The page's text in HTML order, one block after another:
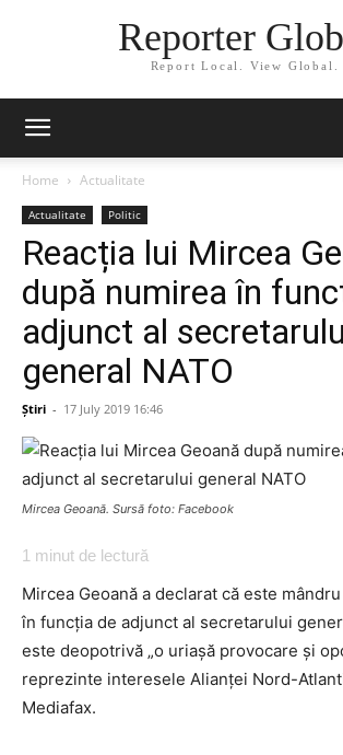
Reporter
Report Local. View Global.
Home Actualitate
Actualitate Politic
Reacția lui Mircea
după numirea în
adjunct al
general NATO
Știri - 17 July 2019 16:46
Mircea Geoană. Sursă foto: Facebook
1 minut de lectură
Mircea Geoană a declarat că este
în funcția de adjunct al secretarului
este deopotrivă „o uriașă provocare și
reprezinte interesele Alianței Nord-
Mediafax.